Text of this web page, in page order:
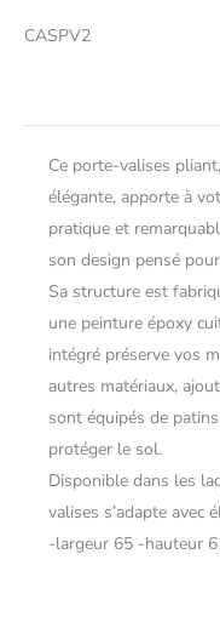
CASPV2
Ce porte-valises
élégante, apporte à
pratique et
son design pensé
Sa structure est
une peinture époxy
intégré préserve vos
autres matériaux,
sont équipés de
protéger le sol.
Disponible dans les
valises s’adapte avec
-largeur 65 -hauteur